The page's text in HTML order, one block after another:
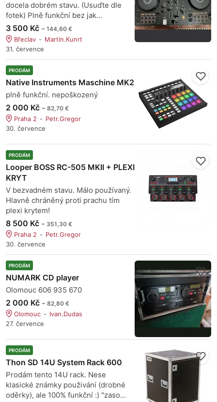
docela dobrém stavu. (Usuďte dle
fotek) Plně funkční bez jak...
3 500 Kč ~ 144,60 €
Břeclav
Martin.Kunrt
31. července
PRODÁM
Native Instruments Maschine MK2
plně funkční. nepoškozený
2 000 Kč ~ 82,70 €
Praha 2
Petr.Gregor
30. července
PRODÁM
Looper BOSS RC-505 MKII + PLEXI
KRYT
V bezvadném stavu. Málo používaný.
Hlavně chráněný proti prachu tím
plexi krytem!
8 500 Kč ~ 351,30 €
Praha 2
Petr.Gregor
30. července
PRODÁM
NUMARK CD player
Olomouc 606 935 670
2 000 Kč ~ 82,80 €
Olomouc
Ivan.Dudas
27. července
PRODÁM
Thon SD 14U System Rack 600
Prodám tento 14U rack. Nese
klasické známky použivání (drobné
oděrky), ale 100% funkční :) "zaso...